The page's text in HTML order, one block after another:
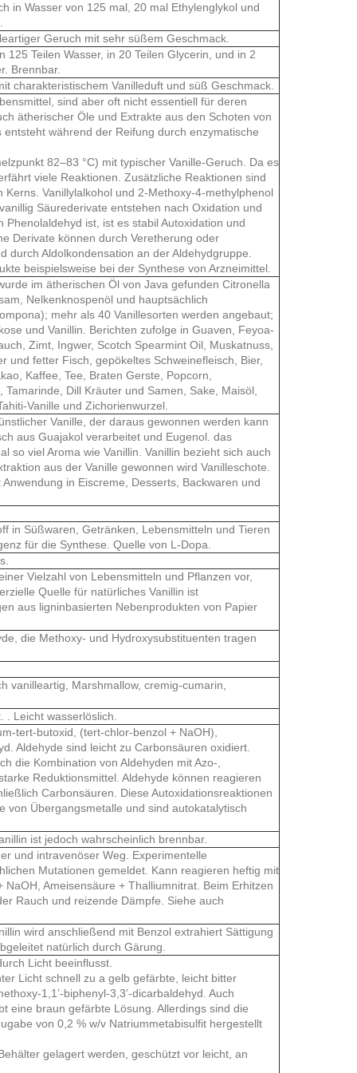
in Wasser von 125 mal, 20 mal Ethylenglykol und
Geruch mit sehr süßem Geschmack.
Teilen Wasser, in 20 Teilen Glycerin, und in 2
Brennbar.
charakteristischem Vanilleduft und süß Geschmack.
sind aber oft nicht essentiell für deren
ätherischer Öle und Extrakte aus den Schoten von
während der Reifung durch enzymatische
82–83 °C) mit typischer Vanille-Geruch. Da es
viele Reaktionen. Zusätzliche Reaktionen sind
Vanillylalkohol und 2-Methoxy-4-methylphenol
Säurederivate entstehen nach Oxidation und
ist, ist es stabil Autoxidation und
Derivate können durch Veretherung oder
Aldolkondensation an der Aldehydgruppe.
beispielsweise bei der Synthese von Arzneimittel.
im ätherischen Öl von Java gefunden Citronella
Nelkenknospenöl und hauptsächlich
mehr als 40 Vanillesorten werden angebaut;
und Vanillin. Berichten zufolge in Guaven, Feyoa-
Zimt, Ingwer, Scotch Spearmint Oil, Muskatnuss,
und fetter Fisch, gepökeltes Schweinefleisch, Bier,
Kaffee, Tee, Braten Gerste, Popcorn,
Dill Kräuter und Samen, Sake, Maisöl,
Vanille und Zichorienwurzel.
Vanille, der daraus gewonnen werden kann
aus Guajakol verarbeitet und Eugenol. das
so viel Aroma wie Vanillin. Vanillin bezieht sich auch
aus der Vanille gewonnen wird Vanilleschote.
in Eiscreme, Desserts, Backwaren und
in Süßwaren, Getränken, Lebensmitteln und Tieren
für die Synthese. Quelle von L-Dopa.
Vielzahl von Lebensmitteln und Pflanzen vor,
Quelle für natürliches Vanillin ist
aus ligninbasierten Nebenprodukten von Papier
die Methoxy- und Hydroxysubstituenten tragen
vanilleartig, Marshmallow, cremig-cumarin,
Leicht wasserlöslich.
tert-butoxid, (tert-chlor-benzol + NaOH),
Aldehyde sind leicht zu Carbonsäuren oxidiert.
die Kombination von Aldehyden mit Azo-,
Reduktionsmittel. Aldehyde können reagieren
Carbonsäuren. Diese Autoxidationsreaktionen
von Übergangsmetalle und sind autokatalytisch
ist jedoch wahrscheinlich brennbar.
und intravenöser Weg. Experimentelle
Mutationen gemeldet. Kann reagieren heftig mit
Ameisensäure + Thalliumnitrat. Beim Erhitzen
Rauch und reizende Dämpfe. Siehe auch
wird anschließend mit Benzol extrahiert Sättigung
natürlich durch Gärung.
Licht beeinflusst.
Licht schnell zu a gelb gefärbte, leicht bitter
1,1’-biphenyl-3,3’-dicarbaldehyd. Auch
eine braun gefärbte Lösung. Allerdings sind die
von 0,2 % w/v Natriummetabisulfit hergestellt
gelagert werden, geschützt vor leicht, an